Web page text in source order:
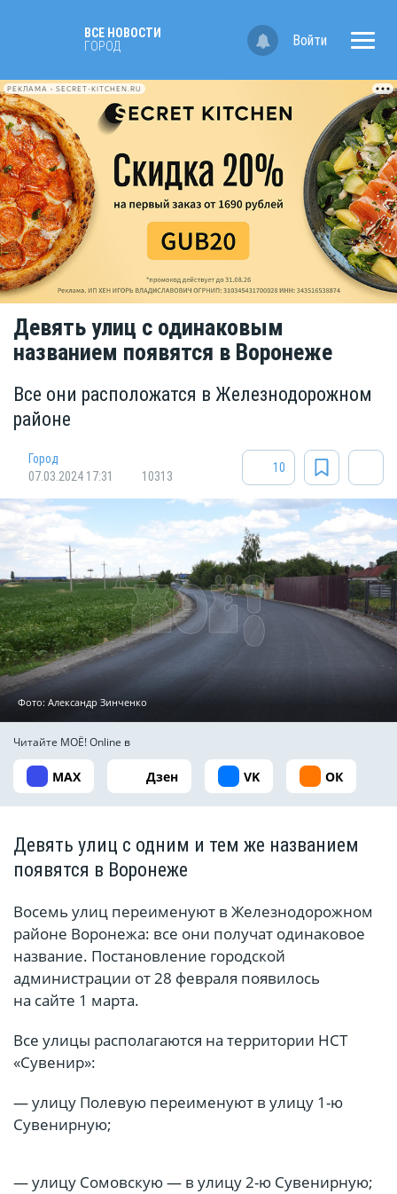
ВСЕ НОВОСТИ
ГОРОД
Войти
РЕКЛАМА • SECRET-KITCHEN.RU
Девять улиц с одинаковым
названием появятся в Воронеже
Все они расположатся в Железнодорожном
районе
Город
07.03.2024 17:31
10313
10
Фото: Александр Зинченко
Читайте МОЁ! Online в
MAX Дзен VK ОК
Девять улиц с одним и тем же названием
появятся в Воронеже
Восемь улиц переименуют в Железнодорожном
районе Воронежа: все они получат одинаковое
название. Постановление городской
администрации от 28 февраля появилось
на сайте 1 марта.
Все улицы располагаются на территории НСТ
«Сувенир»:
— улицу Полевую переименуют в улицу 1-ю
Сувенирную;
— улицу Сомовскую — в улицу 2-ю Сувенирную;